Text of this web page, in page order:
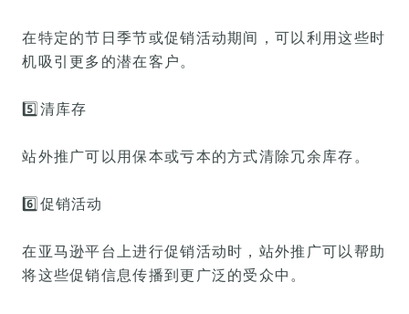
在特定的节日季节或促销活动期间，可以利用这些时
机吸引更多的潜在客户。
5️⃣ 清库存
站外推广可以用保本或亏本的方式清除冗余库存。
6️⃣ 促销活动
在亚马逊平台上进行促销活动时，站外推广可以帮助
将这些促销信息传播到更广泛的受众中。